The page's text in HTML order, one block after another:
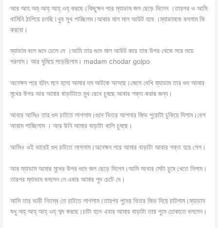
আর আহ অহ্ আহ্ আহ্ ওহ্ করছে।কিছুক্ষন পরে ম্যাডাম জল ছেড়ে দিলেন ।তারপর ও আমি
থামিনি ঠাপিয়ে চলছি।খুব সুখ পাচ্ছিলম।আবার মাল মাল আউট হবে ।ম্যাডামকে বললাম কি
করবো।
ম্যাডাম বলে গুদে ঢেলে দে ।আমি তার গুদে মাল আউট করে তার উপর থেকে সরে শুয়ে
পরলাম। আর ঘুমিয়ে পড়েছিলাম। madam chodar golpo
অনেক্ষন পরে হটাৎ মনে হলো আমার দম আটকে আসছে।জেগে দেখি ম্যাডাম তার গুদ আমার
মুখের উপর আর আমার বাড়াটাতে মুখ রেখে চুষছে আবার শক্ত করার জন্য।
আবার আমিও তার গুদ চাটতে লাগলাম।গুদে ভিতর আপনার জিভ পুরোটা ঢুকিয়ে দিলাম।বেশ
আরাম পাচ্ছিলাম । আর উনি আমার বাড়াটা খালি চুষছে।
আমিও ওই ভাবেই গুদ চাটতে লাগলাম।অনেক্ষন পরে আমার বাড়াটা আবার শক্ত হয়ে গেল।
আর ম্যাডাম আমার মুখের উপর গুদে জল ছেড়ে দিলেন।আমি আবার সেটা চুষে খেতে নিলাম।
তারপর ম্যাডাম বললেন নে এবার আমার পুদ চেটে দে।
আমি তার ভারী নিতম্ব তে চাটতে লাগলাম।তারপর পুদের ভিতর জিভ দিয়ে চাটলাম।ম্যাডাম
শুধু অহ্ আহ্ আহ্ ওহ্ শব্দ করছে।চাটা হলে এবার আমার বাড়াটা তার পুদে ঢোকাতে বললেন।